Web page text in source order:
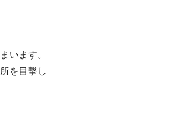
います。
を目撃し